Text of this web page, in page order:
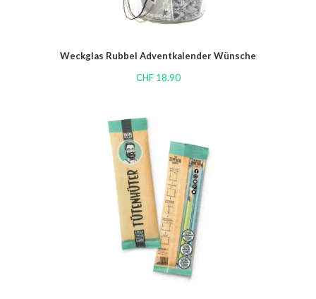
Weckglas Rubbel Adventkalender Wünsche
CHF18.90